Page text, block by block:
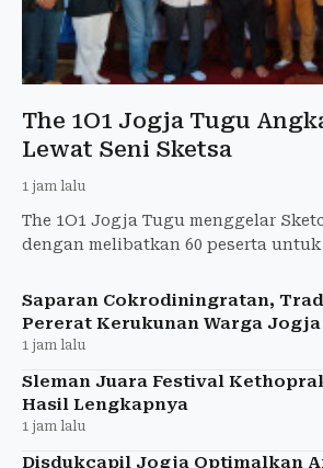
The 1O1 Jogja Tugu
Lewat Seni Sketsa
1 jam lalu
The 1O1 Jogja Tugu menggelar
dengan melibatkan 60 peserta
Saparan Cokrodiningratan,
Pererat Kerukunan Warga Jogja
1 jam lalu
Sleman Juara Festival
Hasil Lengkapnya
1 jam lalu
Disdukcapil Jogja Optimalkan